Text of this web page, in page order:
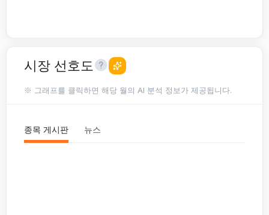
시장 선호도
※ 그래프를 클릭하면 해당 월의 AI 분석 정보가 제공됩니다.
종목 게시판 뉴스